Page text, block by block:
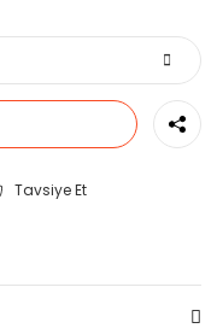
Tavsiye Et